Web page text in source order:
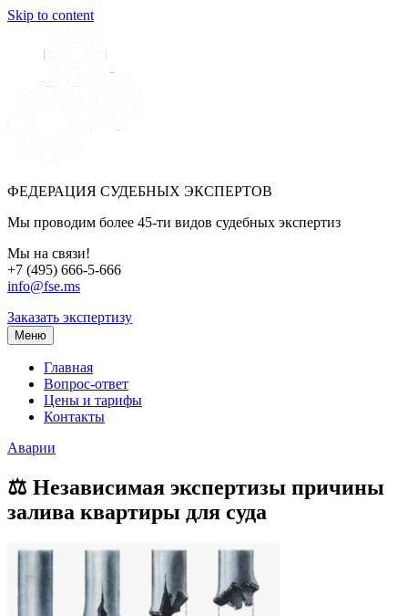
Skip to content
ФЕДЕРАЦИЯ СУДЕБНЫХ ЭКСПЕРТОВ
Мы проводим более 45-ти видов судебных экспертиз
Мы на связи!
+7 (495) 666-5-666
info@fse.ms
Заказать экспертизу
Меню
Главная
Вопрос-ответ
Цены и тарифы
Контакты
Аварии
⚖️ Независимая экспертизы причины
залива квартиры для суда